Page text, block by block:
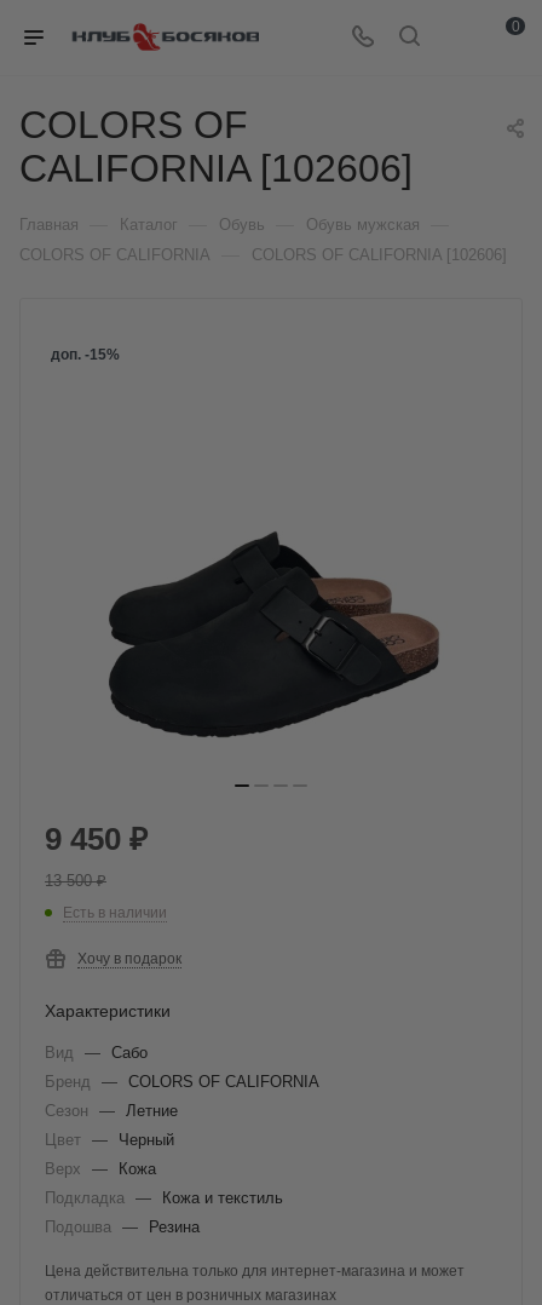
0
COLORS OF
CALIFORNIA [102606]
Главная Каталог Обувь Обувь мужская
COLORS OF CALIFORNIA COLORS OF CALIFORNIA [102606]
доп. -15%
9 450 ₽
13 500₽
Есть в наличии
Хочу в подарок
Характеристики
Вид — Сабо
Бренд
— COLORS OF CALIFORNIA
Сезон
—
Летние
Цвет —
Черный
Верх
—
Кожа
Подкладка
—
Кожа и текстиль
Подошва
— Резина
Цена действительна только для интернет-магазина и может
отличаться от цен в розничных магазинах